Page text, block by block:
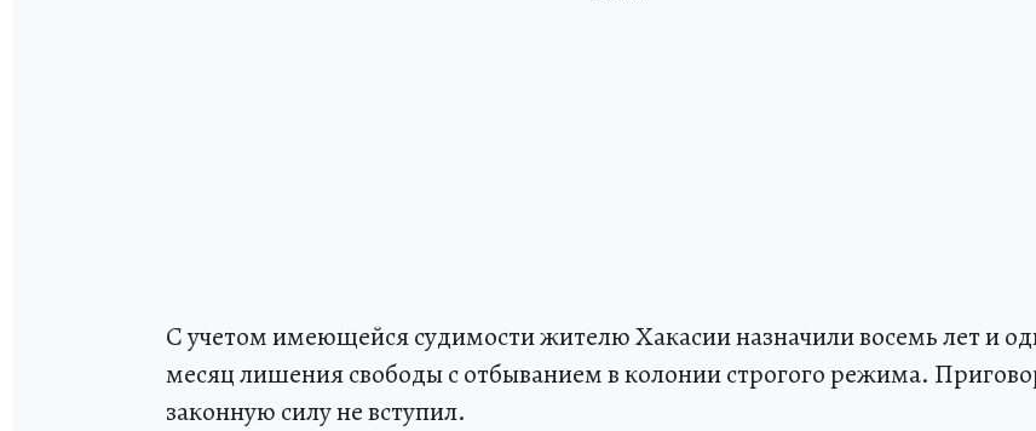
С учетом имеющейся судимости жителю Хакасии назначили восемь лет и
месяц лишения свободы с отбыванием в колонии строгого режима.
законную силу не вступил.